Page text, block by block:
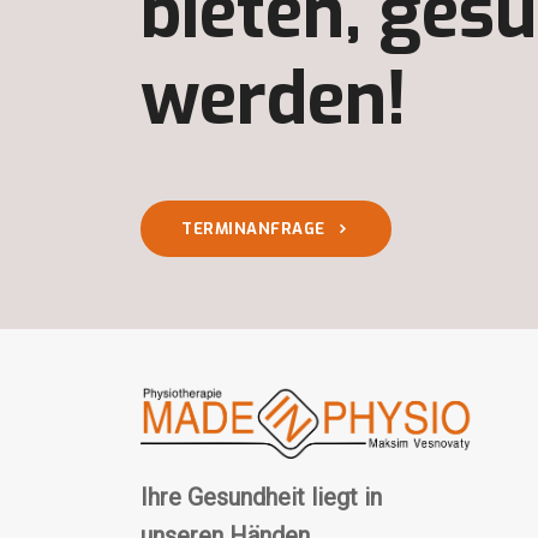
werden!
TERMINANFRAGE
Ihre Gesundheit liegt in